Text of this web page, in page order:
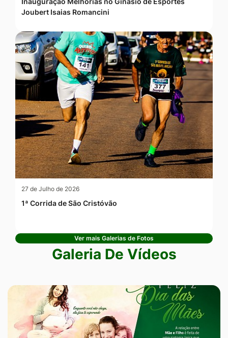
Joubert Isaias Romancini
27 de Julho de 2026
1ª Corrida de São Cristóvão
Ver mais Galerias de Fotos
Galeria De Vídeos